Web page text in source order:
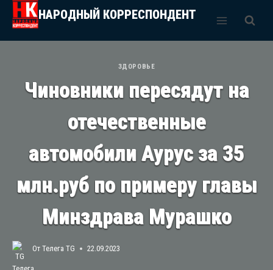
Перейти
содержимому
НАРОДНЫЙ КОРРЕСПОНДЕНТ
ЗДОРОВЬЕ
Чиновники пересядут на
отечественные
автомобили Аурус за 35
млн.руб по примеру главы
Минздрава Мурашко
От Телега TG 22.09.2023